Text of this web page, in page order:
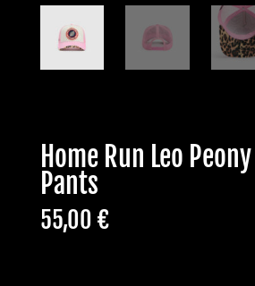
Home Run Leo
Pants
55,00 €